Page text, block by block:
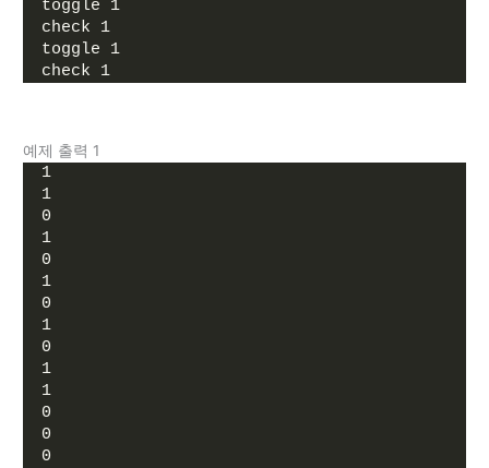
toggle 1
check 1
toggle 1
check 1
예제 출력 1
1
1
0
1
0
1
0
1
0
1
1
0
0
0